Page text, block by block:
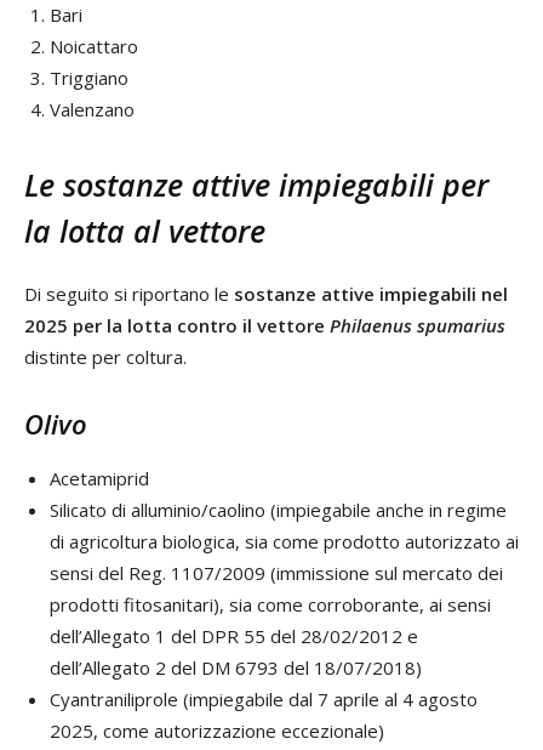
Bari
Noicattaro
Triggiano
Valenzano
Le sostanze attive impiegabili per
la lotta al vettore
Di seguito si riportano le sostanze attive impiegabili nel
2025 per la lotta contro il vettore Philaenus spumarius
distinte per coltura.
Olivo
Acetamiprid
Silicato di alluminio/caolino (impiegabile anche in regime
di agricoltura biologica, sia come prodotto autorizzato ai
sensi del Reg. 1107/2009 (immissione sul mercato dei
prodotti fitosanitari), sia come corroborante, ai sensi
dell’Allegato 1 del DPR 55 del 28/02/2012 e
dell’Allegato 2 del DM 6793 del 18/07/2018)
Cyantraniliprole (impiegabile dal 7 aprile al 4 agosto
2025, come autorizzazione eccezionale)